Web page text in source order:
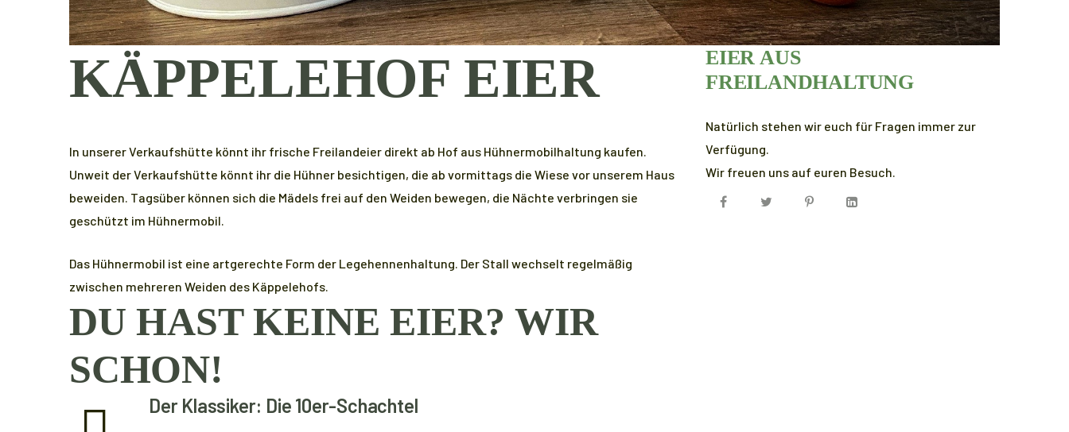
KÄPPELEHOF EIER
In unserer Verkaufshütte könnt ihr frische Freilandeier direkt ab Hof aus Hühnermobilhaltung kaufen.
Unweit der Verkaufshütte könnt ihr die Hühner besichtigen, die ab vormittags die Wiese vor unserem Haus
beweiden. Tagsüber können sich die Mädels frei auf den Weiden bewegen, die Nächte verbringen sie
geschützt im Hühnermobil.
Das Hühnermobil ist eine artgerechte Form der Legehennenhaltung. Der Stall wechselt regelmäßig
zwischen mehreren Weiden des Käppelehofs.
DU HAST KEINE EIER? WIR
SCHON!
Der Klassiker: Die 10er-Schachtel
EIER AUS
FREILANDHALTUNG
Natürlich stehen wir euch für Fragen immer zur
Verfügung.
Wir freuen uns auf euren Besuch.